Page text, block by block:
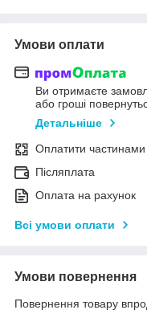
Умови оплати
Ви отримаєте
або гроші
Детальніше
Оплатити частинами
Післяплата
Оплата на рахунок
Всі умови оплати
Умови повернення
Повернення товару